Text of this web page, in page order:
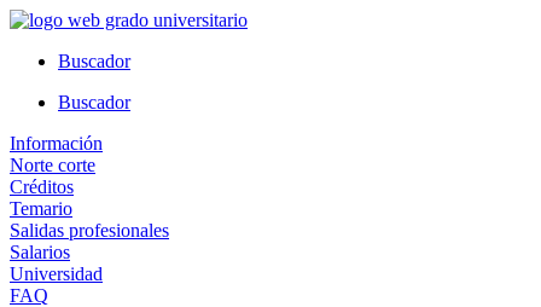
Ir
contenidoBuscador
Buscador
Información
Norte corte
Créditos
Temario
Salidas profesionales
Salarios
Universidad
FAQ